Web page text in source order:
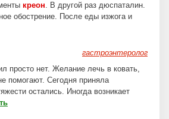
креон. В другой раз дюспаталин.
обострение. После еды изжога и
гастроэнтеролог
просто нет. Желание лечь в ковать,
помогают. Сегодня приняла
остались. Иногда возникает